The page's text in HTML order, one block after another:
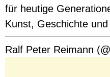
für heutige
Kunst, Geschichte
Ralf Peter Reimann